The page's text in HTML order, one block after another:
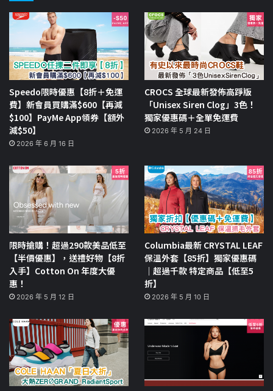
Speedo限時優惠【8折＋免運
費】新會員買購滿$600【再減
$100】PayMe App領券【額外
減$50】
2026 年 6 月 16 日
CROCS 全球最新發佈高踭版
「Unisex Siren Clog」3色！
獨家優惠碼＋全單免運費
2026 年 5 月 24 日
限時搶購！超過290款美品低至
【半價優惠】，送禮好物【8折
入手】Cotton On 年度大優
惠！
2026 年 5 月 12 日
Columbia最新 CRYSTAL LEAF
保溫外套【85折】獨家優惠碼
｜超過千款 特定商品【低至5
折】
2026 年 5 月 10 日